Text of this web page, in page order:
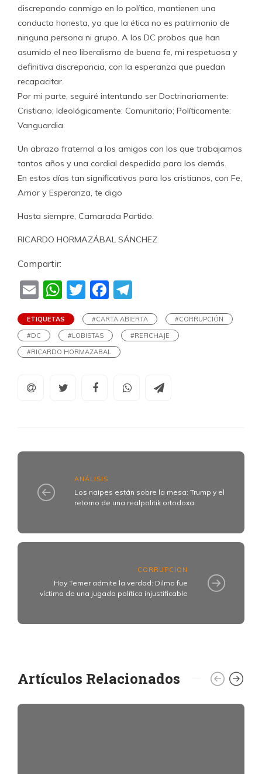
discrepando conmigo en lo político, mantienen una
conducta honesta, ya que la ética no es patrimonio de
ninguna persona ni grupo. A los DC probos que han
asumido el neo liberalismo de buena fe, mi respetuosa y
definitiva discrepancia, con la esperanza que puedan
recapacitar.
Por mi parte, seguiré intentando ser Doctrinariamente:
Cristiano; Ideológicamente: Comunitario; Políticamente:
Vanguardia.
Un abrazo fraternal a los amigos con los que trabajamos
tantos años y una cordial despedida para los demás.
En estos días tan significativos para los cristianos, con Fe,
Amor y Esperanza, te digo
Hasta siempre, Camarada Partido.
RICARDO HORMAZÁBAL SÁNCHEZ
Compartir:
EmailWhatsApp
TwitterFacebook
ETIQUETAS #CARTA ABIERTA
#CORRUPCIÓN
#DC
#LOBISTAS
#REFICHAJE
#RICARDO HORMAZABAL
ANÁLISIS
Los naipes están sobre la mesa: Trump y el
retorno de una realpolitik ortodoxa
CORRUPCION
Hoy Temer admite la verdad: Dilma fue
víctima de una jugada política injustificable
Artículos Relacionados